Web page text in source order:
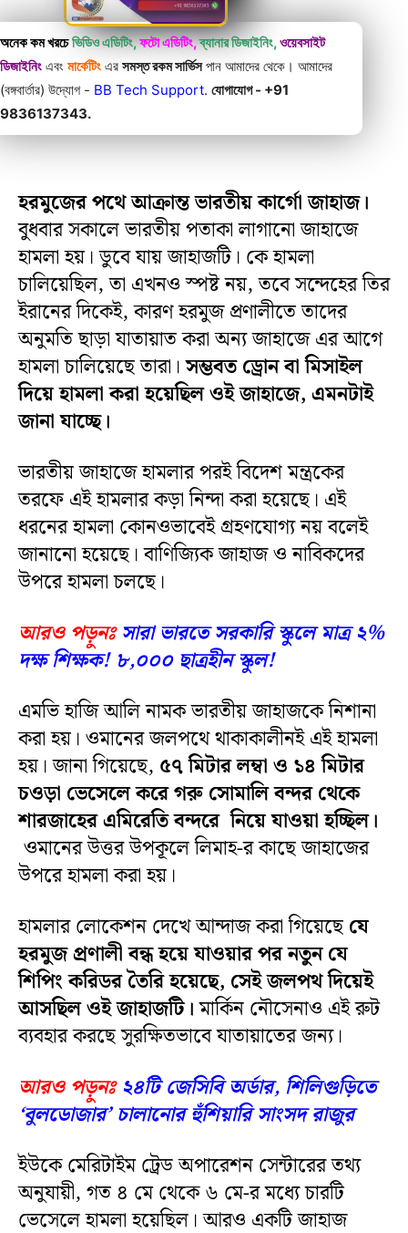
অনেক কম খরচে ভিডিও এডিটিং,ফটো এডিটিং,ব্যানার ডিজাইনিং,ওয়েবসাইট
ডিজাইনিং এবং মার্কেটিং এর সমস্ত রকম সার্ভিসপান আমাদের থেকে। আমাদের
(বঙ্গবার্তার) উদ্যোগ - BB Tech Support. যোগাযোগ - +91
9836137343.
হরমুজের পথে আক্রান্ত ভারতীয় কার্গো জাহাজ।
বুধবার সকালে ভারতীয় পতাকা লাগানো জাহাজে
হামলা হয়। ডুবে যায় জাহাজটি। কে হামলা
চালিয়েছিল, তা এখনও স্পষ্ট নয়, তবে সন্দেহের তির
ইরানের দিকেই, কারণ হরমুজ প্রণালীতে তাদের
অনুমতি ছাড়া যাতায়াত করা অন্য জাহাজে এর আগে
হামলা চালিয়েছে তারা।সম্ভবত ড্রোন বা মিসাইল
দিয়ে হামলা করা হয়েছিল ওই জাহাজে, এমনটাই
জানা যাচ্ছে।
ভারতীয় জাহাজে হামলার পরই বিদেশ মন্ত্রকের
তরফে এই হামলার কড়া নিন্দা করা হয়েছে। এই
ধরনের হামলা কোনওভাবেই গ্রহণযোগ্য নয় বলেই
জানানো হয়েছে। বাণিজ্যিক জাহাজ ও নাবিকদের
উপরে হামলা চলছে।
আরও পড়ুনঃ সারা ভারতে সরকারি স্কুলে মাত্র ২%
দক্ষ শিক্ষক! ৮,০০০ ছাত্রহীন স্কুল!
এমভি হাজি আলি নামক ভারতীয় জাহাজকে নিশানা
করা হয়। ওমানের জলপথে থাকাকালীনই এই হামলা
হয়। জানা গিয়েছে, ৫৭ মিটার লম্বা ও ১৪ মিটার
চওড়া ভেসেলে করে গরু সোমালি বন্দর থেকে
শারজাহের এমিরেতি বন্দরে নিয়ে যাওয়া হচ্ছিল।
ওমানের উত্তর উপকূলে লিমাহ-র কাছে জাহাজের
উপরে হামলা করা হয়।
হামলার লোকেশন দেখে আন্দাজ করা গিয়েছেযে
হরমুজ প্রণালী বন্ধ হয়ে যাওয়ার পর নতুন যে
শিপিং করিডর তৈরি হয়েছে, সেই জলপথ দিয়েই
আসছিল ওই জাহাজটি।মার্কিন নৌসেনাও এই রুট
ব্যবহার করছে সুরক্ষিতভাবে যাতায়াতের জন্য।
আরও পড়ুনঃ ২৪টি জেসিবি অর্ডার, শিলিগুড়িতে
‘বুলডোজার’ চালানোর হুঁশিয়ারি সাংসদ রাজুর
ইউকে মেরিটাইম ট্রেড অপারেশন সেন্টারের তথ্য
অনুযায়ী, গত ৪ মে থেকে ৬ মে-র মধ্যে চারটি
ভেসেলে হামলা হয়েছিল। আরও একটি জাহাজ